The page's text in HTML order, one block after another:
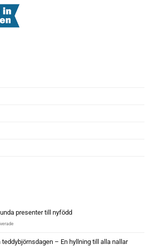
presenter till nyfödd
för
på
annorlunda
– En hyllning till alla nallar